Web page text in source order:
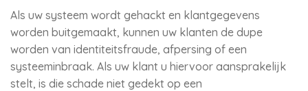
Als uw systeem wordt gehackt en klantgegevens
worden buitgemaakt, kunnen uw klanten de dupe
worden van identiteitsfraude, afpersing of een
systeeminbraak. Als uw klant u hiervoor aansprakelijk
stelt, is die schade niet gedekt op een